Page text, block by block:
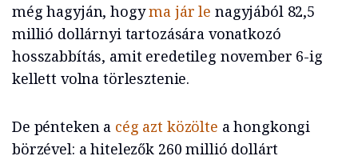
még hagyján, hogyma jár le nagyjából 82,5
millió dollárnyi tartozására vonatkozó
hosszabbítás, amit eredetileg november 6-ig
kellett volna törlesztenie.
De pénteken a cég azt közölte a hongkongi
börzével: a hitelezők 260 millió dollárt